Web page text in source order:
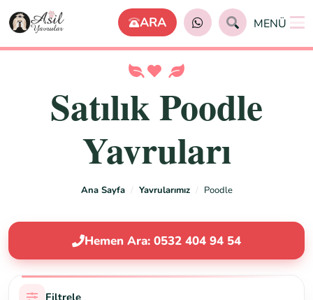
MENÜ
Satılık Poodle
Yavruları
Ana Sayfa Yavrularımız Poodle
Hemen Ara: 0532 404 94 54
Filtrele